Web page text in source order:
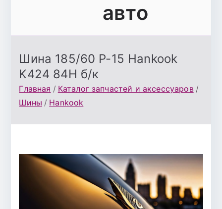
авто
Шина 185/60 Р-15 Hankook
K424 84H б/к
Главная
Каталог запчастей и аксессуаров
Шины
Hankook